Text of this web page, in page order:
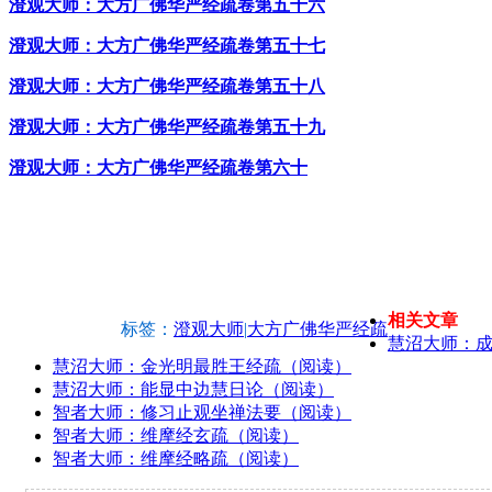
澄观大师：大方广佛华严经疏卷第五十六
澄观大师：大方广佛华严经疏卷第五十七
澄观大师：大方广佛华严经疏卷第五十八
澄观大师：大方广佛华严经疏卷第五十九
澄观大师：大方广佛华严经疏卷第六十
标签： 澄观大师|大方广佛华严经疏相关文章
慧沼大师：
慧沼大师：金光明最胜王经疏（阅读）
慧沼大师：能显中边慧日论（阅读）
智者大师：修习止观坐禅法要（阅读）
智者大师：维摩经玄疏（阅读）
智者大师：维摩经略疏（阅读）